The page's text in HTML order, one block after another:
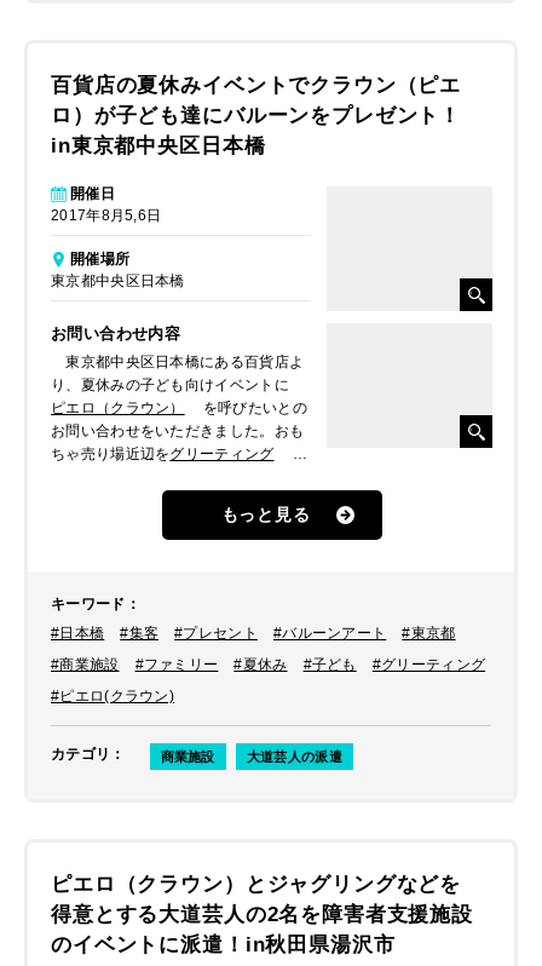
百貨店の夏休みイベントでクラウン（ピエ
ロ）が子ども達にバルーンをプレゼント！
in東京都中央区日本橋
開催日
2017年8月5,6日
開催場所
東京都中央区日本橋
お問い合わせ内容
東京都中央区日本橋にある百貨店よ
り、夏休みの子ども向けイベントに
ピエロ（クラウン）
を呼びたいとの
お問い合わせをいただきました。おも
ちゃ売り場近辺をグリーティング
し
ーンを作ってプレゼントしてほしいと
もっと見る
キーワード ：
#日本橋
#集客 #プレセント #バルーンアート
#東京都
#商業施設
#ファミリー #夏休み #子ども
#グリーティング
#ピエロ(クラウン)
カテゴリ ： 商業施設 大道芸人の派遣
ピエロ（クラウン）とジャグリングなどを
得意とする大道芸人の2名を障害者支援施設
のイベントに派遣！in秋田県湯沢市